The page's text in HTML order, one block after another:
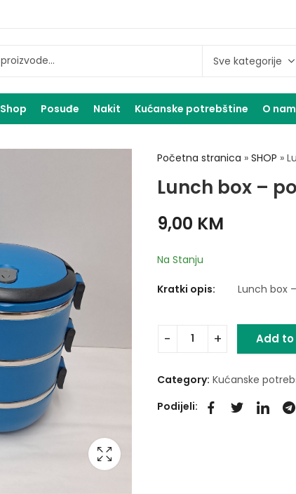
Shop Posuđe Nakit Kućanske potrebštine O
Početna stranica » SHOP »
Lunch box –
9,00 KM
Na Stanju
Kratki opis: Lunch box
Add
Category: Kućanske
Podijeli: